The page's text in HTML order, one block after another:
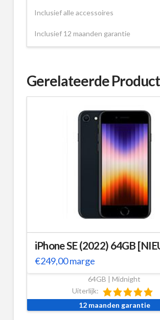
Inclusief alle accessoires
Inclusief 12 maanden garantie
Gerelateerde
iPhone SE (2022) 64GB
€249,00marge
64GB | Midnight
Uiterlijk:
12 maanden garantie